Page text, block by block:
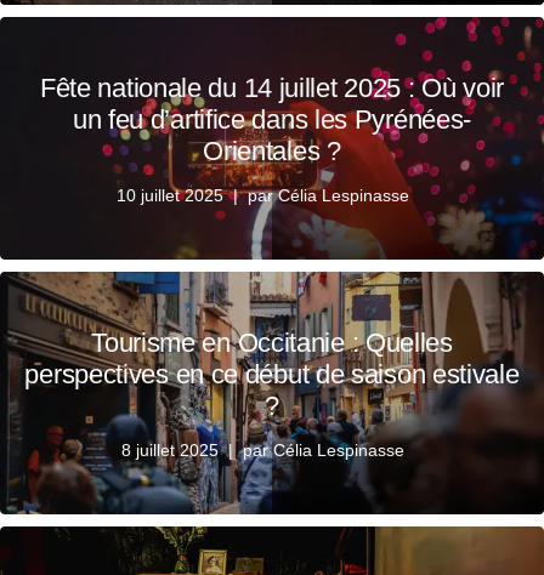
Fête nationale du 14 juillet 2025 : Où voir
un feu d’artifice dans les Pyrénées-
Orientales ?
10 juillet 2025 parCélia Lespinasse
Tourisme en Occitanie : Quelles
perspectives en ce début de saison estivale
?
8 juillet 2025 parCélia Lespinasse